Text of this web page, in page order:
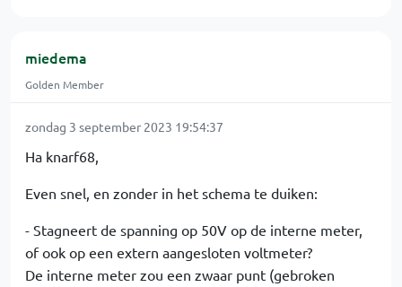
miedema
Golden Member
zondag 3 september 2023 19:54:37
Ha knarf68,
Even snel, en zonder in het schema te duiken:
- Stagneert de spanning op 50V op de interne meter,
of ook op een extern aangesloten voltmeter?
De interne meter zou een zwaar punt (gebroken